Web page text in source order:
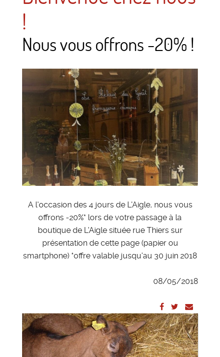
!
Nous vous offrons -20% !
A l'occasion des 4 jours de L'Aigle, nous vous
offrons -20%* lors de votre passage à la
boutique de L'Aigle située rue Thiers sur
présentation de cette page (papier ou
smartphone) *offre valable jusqu'au 30 juin 2018
08/05/2018